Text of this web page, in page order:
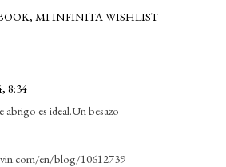
MI INFINITA WISHLIST
8:34
abrigo es ideal.Un besazo
en/blog/10612739